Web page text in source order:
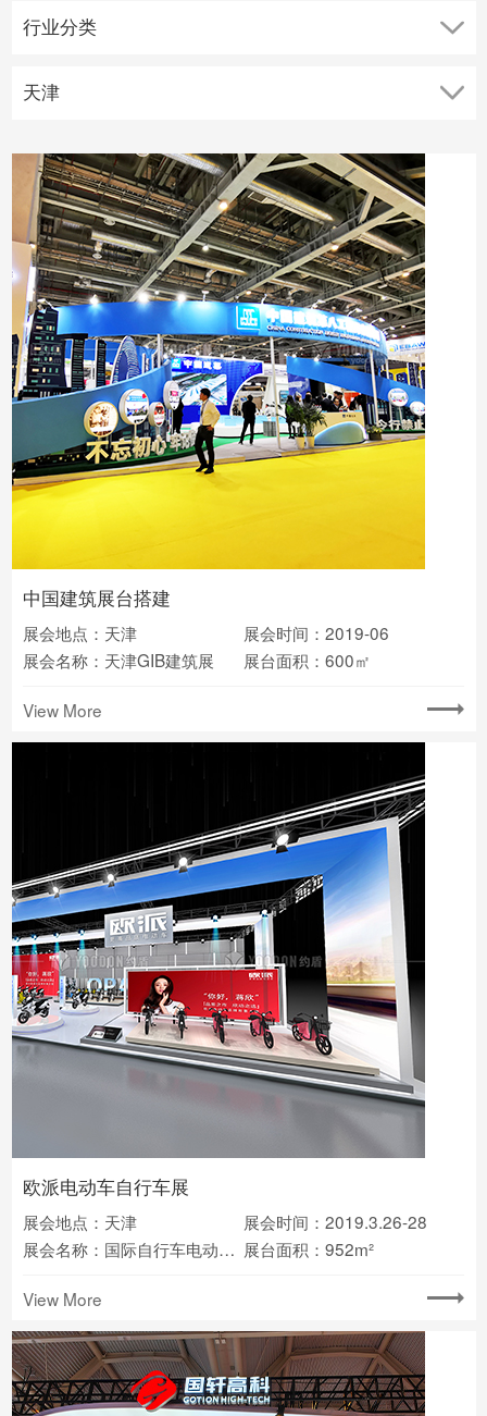
中国建筑展台搭建
展会地点：天津
展会时间：2019-06
展会名称：天津GIB建筑展
展台面积：600㎡
View More
欧派电动车自行车展
展会地点：天津
展会时间：2019.3.26-28
展会名称：国际自行车电动车展览会 展台面积：952m²
View More